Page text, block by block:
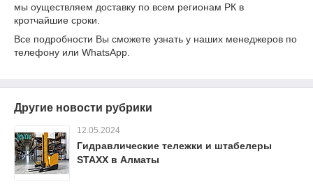
мы оуществляем доставку по всем регионам РК в
кротчайшие сроки.
Все подробности Вы сможете узнать у наших менеджеров по
телефону или WhatsApp.
Другие новости рубрики
12.05.2024
Гидравлические тележки и штабелеры
STAXX в Алматы